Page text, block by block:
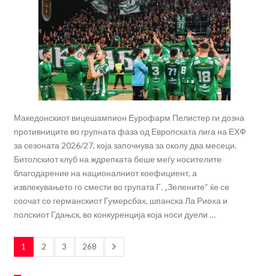
Македонскиот вицешампион Еурофарм Пелистер ги дозна
противниците во групната фаза од Европската лига на ЕХФ
за сезоната 2026/27, која започнува за околу два месеци.
Битолскиот клуб на ждрепката беше меѓу носителите
благодарение на националниот коефициент, а
извлекувањето го смести во групата Г. „Зелените“ ќе се
соочат со германскиот Гумерсбах, шпанска Ла Риоха и
полскиот Гдањск, во конкуренција која носи дуели …
1 2 3 268